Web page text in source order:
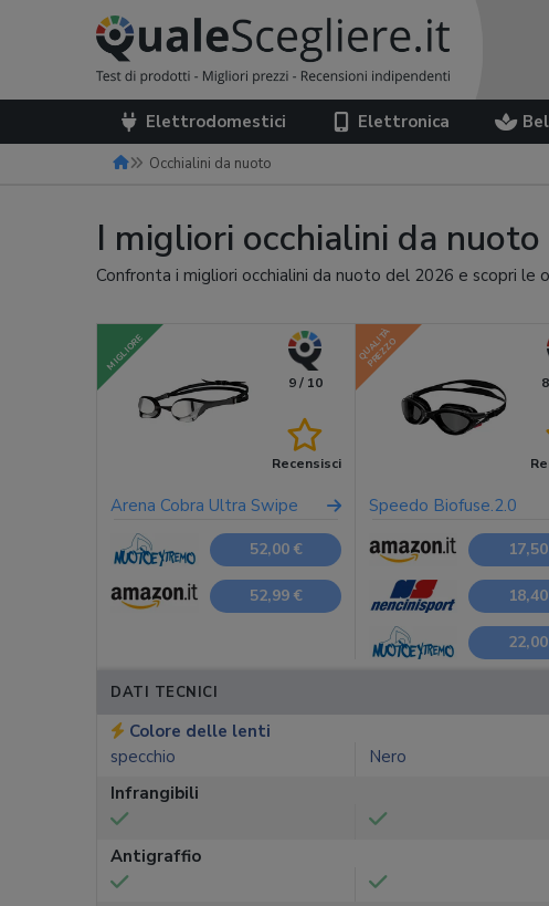
Elettrodomestici Elettronica
Occhialini da nuoto
I migliori occhialini da
Confronta i migliori occhialini da nuoto del 2026 e scopri le
MIGLIORE
9 / 10
Recensisci
QUALITÀ
PREZZO
Arena Cobra Ultra Swipe Speedo Biofuse.2.0
52,00 €
52,99 €
DATI TECNICI
Colore delle lenti
specchio
Nero
Infrangibili
Antigraffio